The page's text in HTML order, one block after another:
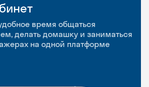
время общаться
делать домашку и заниматься
на одной платформе
и изучать новые слова где
клубы
для разговорной практики
встречи с преподавателями